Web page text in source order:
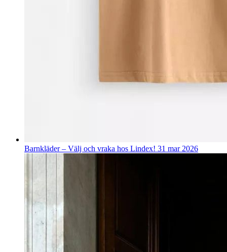
Barnkläder – Välj och vraka hos Lindex! 31 mar 2026